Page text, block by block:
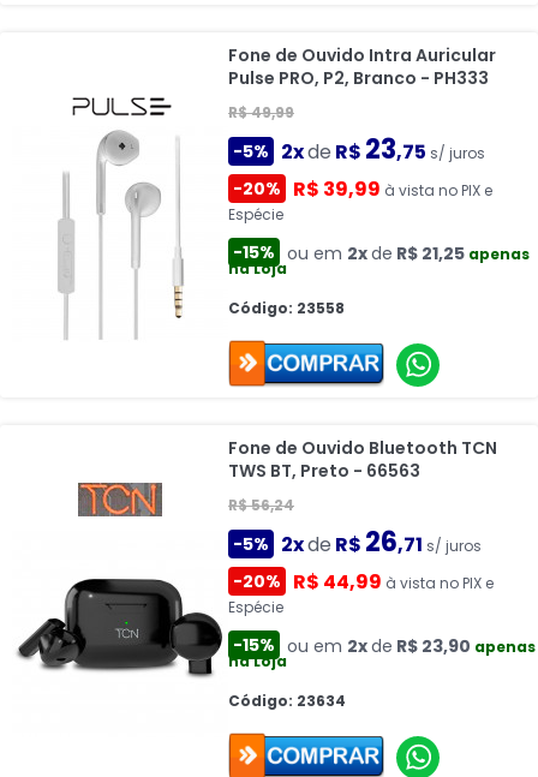
Fone de Ouvido Intra Auricular
Pulse PRO, P2, Branco - PH333
R$ 49,99
-5% 2xde R$ 23,75 s/ juros
-20% R$ 39,99 à vista no PIX e
Espécie
-15% ou em 2xde R$ 21,25 apenas
na Loja
Código: 23558
Fone de Ouvido Bluetooth TCN
TWS BT, Preto - 66563
R$ 56,24
-5% 2xde R$ 26,71 s/ juros
-20% R$ 44,99 à vista no PIX e
Espécie
-15% ou em 2xde R$ 23,90 apenas
na Loja
Código: 23634